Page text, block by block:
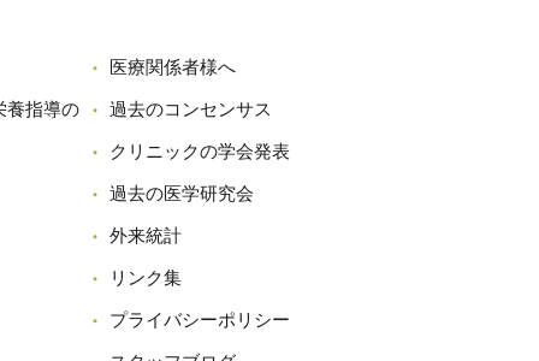
養指導の
医療関係者様へ
過去のコンセンサス
クリニックの学会発表
過去の医学研究会
外来統計
リンク集
プライバシーポリシー